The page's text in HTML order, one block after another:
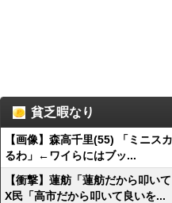
貧乏暇なり
【画像】森高千里(55) 「ミニス
るわ」←ワイらにはブッ...
【衝撃】蓮舫「蓮舫だから叩い
X民「高市だから叩いて良いを...